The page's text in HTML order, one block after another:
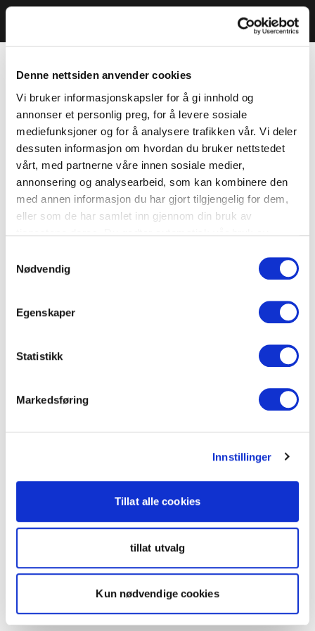
Denne nettsiden anvender cookies
Vi bruker informasjonskapsler for å gi innhold og
annonser et personlig preg, for å levere sosiale
mediefunksjoner og for å analysere trafikken vår. Vi deler
dessuten informasjon om hvordan du bruker nettstedet
vårt, med partnerne våre innen sosiale medier,
annonsering og analysearbeid, som kan kombinere den
med annen informasjon du har gjort tilgjengelig for dem,
eller som de har samlet inn gjennom din bruk av
Nødvendig
Egenskaper
Statistikk
Markedsføring
Innstillinger
Tillat alle cookies
tillat utvalg
Kun nødvendige cookies